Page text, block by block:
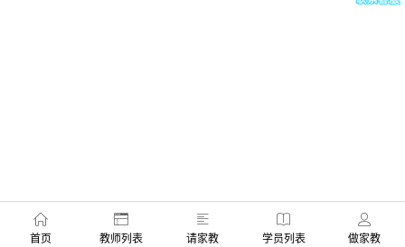
首页 教师列表 请家教 学员列表 做家教